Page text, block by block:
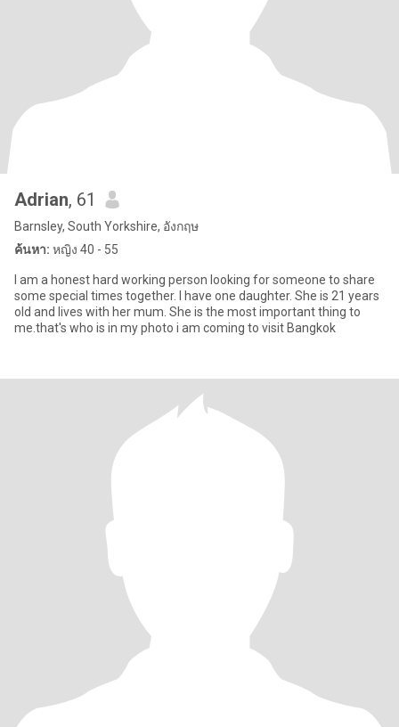
Adrian, 61
Barnsley, South Yorkshire, อังกฤษ
ค้นหา: หญิง 40 - 55
I am a honest hard working person looking for someone to share
some special times together. I have one daughter. She is 21 years
old and lives with her mum. She is the most important thing to
me.that's who is in my photo i am coming to visit Bangkok